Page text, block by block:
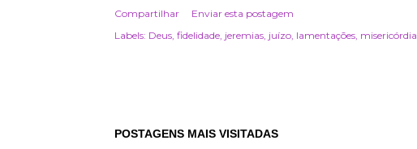
Compartilhar
Enviar esta postagem
Labels: Deus fidelidade jeremias juízo lamentações misericórdia
POSTAGENS MAIS VISITADAS